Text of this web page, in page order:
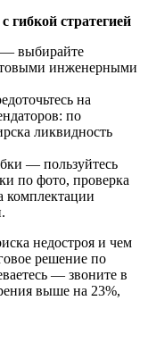
гибкой стратегией
— выбирайте
инженерными
на
по
ликвидность
— пользуйтесь
по фото, проверка
комплектации
недостроя и чем
решение по
— звоните в
выше на 23%,